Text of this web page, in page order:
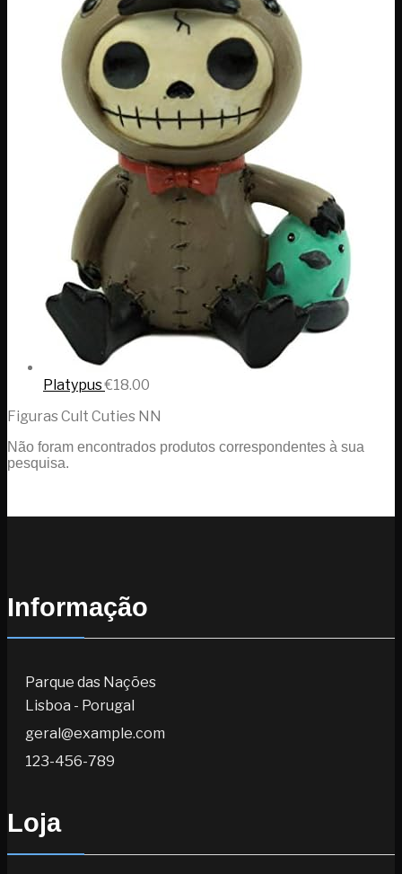
Platypus€18.00
Figuras Cult Cuties NN
Não foram encontrados produtos correspondentes à sua
pesquisa.
Informação
Parque das Nações
Lisboa - Porugal
geral@example.com
123-456-789
Loja